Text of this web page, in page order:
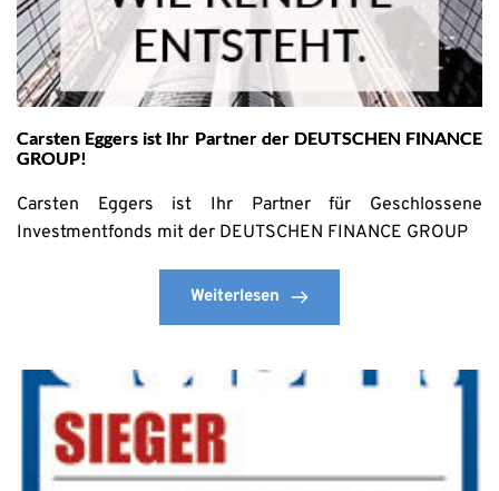
Carsten Eggers ist Ihr Partner der DEUTSCHEN FINANCE
GROUP!
Carsten Eggers ist Ihr Partner für Geschlossene
Investmentfonds mit der DEUTSCHEN FINANCE GROUP
Weiterlesen